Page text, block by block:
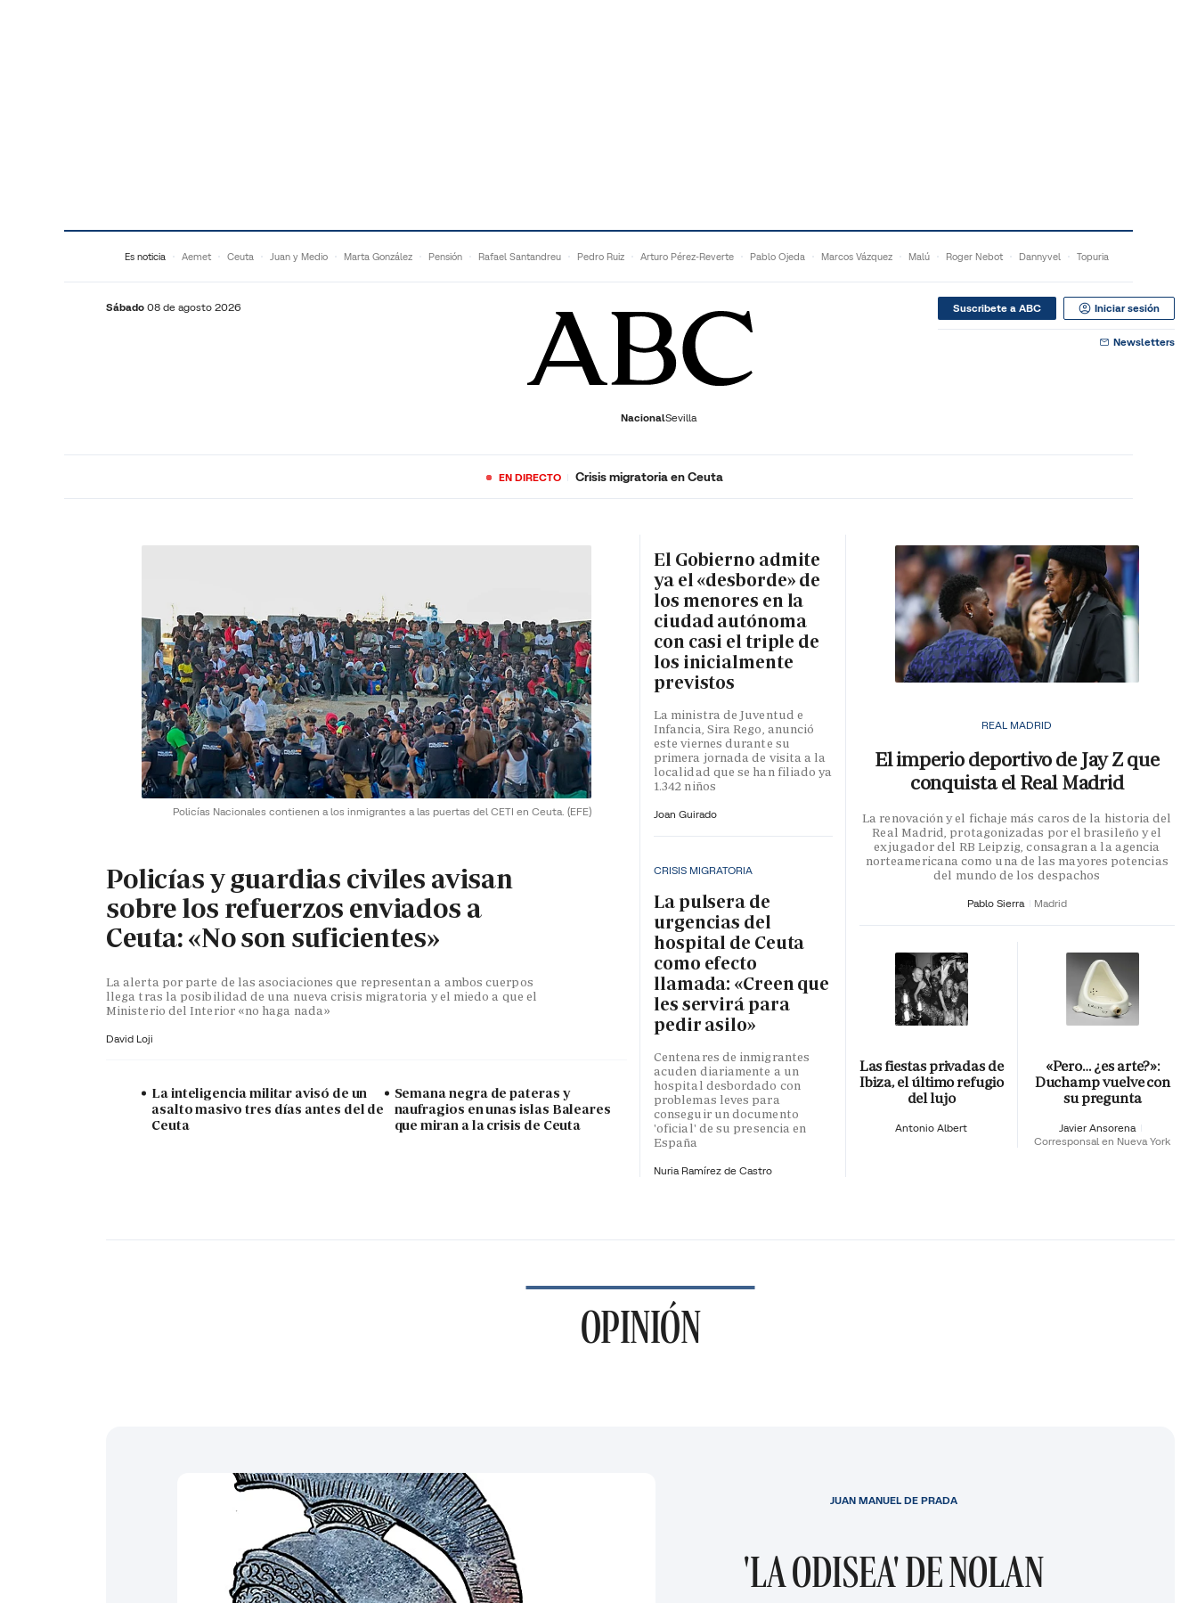
Es noticia Aemet Ceuta Juan y Medio Marta González Pensión Rafael Santandreu Pedro Ruiz Arturo Pérez-Reverte Pablo Ojeda Marcos Vázquez Malú Roger Nebot Dannyvel Topuria
Sábado 08 de agosto 2026
NacionalSevilla
Suscribete a ABC Iniciar sesión
Newsletters
ECONOMÍADEPORTES SOCIEDADCULTURAGENTEPLAY
EN DIRECTO Crisis migratoria en Ceuta
Policías Nacionales contienen a los inmigrantes a las puertas del CETI en Ceuta. (EFE)
Policías y guardias civiles avisan
sobre los refuerzos enviados a
Ceuta: «No son suficientes»
La alerta por parte de las asociaciones que representan a ambos cuerpos
llega tras la posibilidad de una nueva crisis migratoria y el miedo a que el
Ministerio del Interior «no haga nada»
David Loji
La inteligencia militar avisó de un
asalto masivo tres días antes del de
Ceuta
Semana negra de pateras y
naufragios en unas islas Baleares
que miran a la crisis de Ceuta
El Gobierno admite
ya el «desborde» de
los menores en la
ciudad autónoma
con casi el triple de
los inicialmente
previstos
La ministra de Juventud e
Infancia, Sira Rego, anunció
este viernes durante su
primera jornada de visita a la
localidad que se han filiado ya
1.342 niños
Joan Guirado
CRISIS MIGRATORIA
La pulsera de
urgencias del
hospital de Ceuta
como efecto
llamada: «Creen que
les servirá para
pedir asilo»
Centenares de inmigrantes
acuden diariamente a un
hospital desbordado con
problemas leves para
conseguir un documento
'oficial' de su presencia en
España
Nuria Ramírez de Castro
REAL MADRID
El imperio deportivo de Jay Z que
conquista el Real Madrid
La renovación y el fichaje más caros de la historia del
Real Madrid, protagonizadas por el brasileño y el
exjugador del RB Leipzig, consagran a la agencia
norteamericana como una de las mayores potencias
del mundo de los despachos
Pablo Sierra Madrid
Las fiestas privadas de
Ibiza, el último refugio
del lujo
Antonio Albert
«Pero… ¿es arte?»:
Duchamp vuelve con
su pregunta
Javier Ansorena
Corresponsal en Nueva York
OPINIÓN
'LA ODISEA' DE NOLAN
JUAN MANUEL DE PRADA